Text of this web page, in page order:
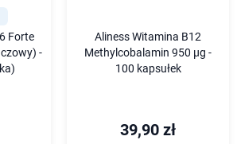
Forte
-
Aliness Witamina B12
Methylcobalamin 950 µg -
100 kapsułek
39,90 zł